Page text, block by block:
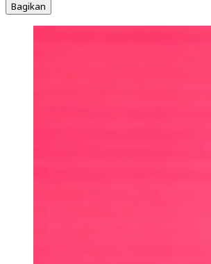
Bagikan